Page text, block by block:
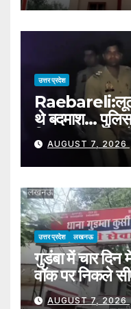
Constable
उत्तर प्रदेश
Raebareli:लूट
थे बदमाश…
गिरफ्तार, 12
Raebareli:
Dividing
A
After A
AUGUST 7, 2026
उत्तर प्रदेश लखनऊ
गुडंबा में चार दिन
वॉक पर निकले
AUGUST 7, 2026